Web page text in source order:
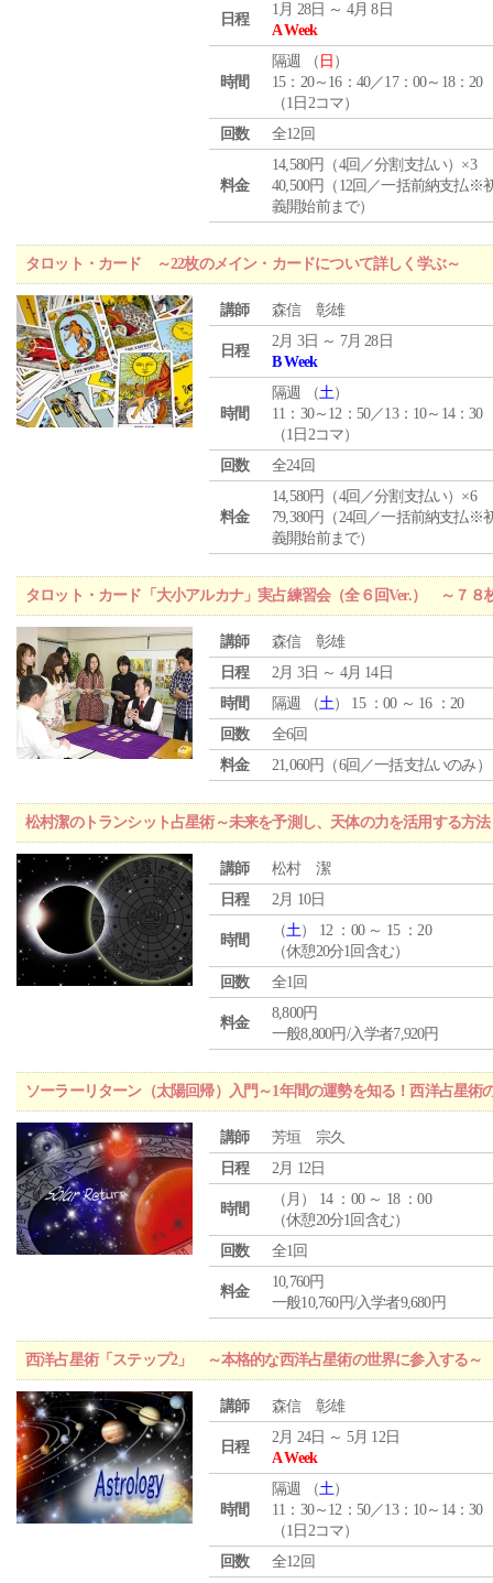
日程
1月 28日 ～ 4月 8日
A Week
時間
隔週 （ 日 ）
15：20～16：40／17：00～18：20
（1日2コマ）
回数
全12回
料金
14,580円（4回／分割支払い）×3
40,500円（12回／一括前納支払※
義開始前まで）
タロット・カード ～22枚のメイン・カードについて詳しく学ぶ～
講師 森信 彰雄
日程
2月 3日 ～ 7月 28日
B Week
時間
隔週 （土）
11：30～12：50／13：10～14：30
（1日2コマ）
回数
全24回
料金
14,580円（4回／分割支払い）×6
79,380円（24回／一括前納支払※
義開始前まで）
タロット・カード「大小アルカナ」実占練習会（全６回Ver.） ～７８
講師
森信 彰雄
日程
2月 3日 ～ 4月 14日
時間
隔週 （土） 15 ：00 ～ 16 ：20
回数
全6回
料金
21,060円（6回／一括支払いのみ）
松村潔のトランシット占星術～未来を予測し、天体の力を活用する方法
講師
松村 潔
日程
2月 10日
時間
（土） 12 ：00 ～ 15 ：20
（休憩20分1回含む）
回数
全1回
料金
8,800円
一般8,800円/入学者7,920円
ソーラーリターン（太陽回帰）入門～1年間の運勢を知る！西洋占星術
講師
芳垣 宗久
日程
2月 12日
時間
（ 月 ） 14 ：00 ～ 18 ：00
（休憩20分1回含む）
回数
全1回
料金
10,760円
一般10,760円/入学者9,680円
西洋占星術「ステップ2」 ～本格的な西洋占星術の世界に参入する～
講師 森信 彰雄
日程
2月 24日 ～ 5月 12日
A Week
時間
隔週 （土）
11：30～12：50／13：10～14：30
（1日2コマ）
回数
全12回